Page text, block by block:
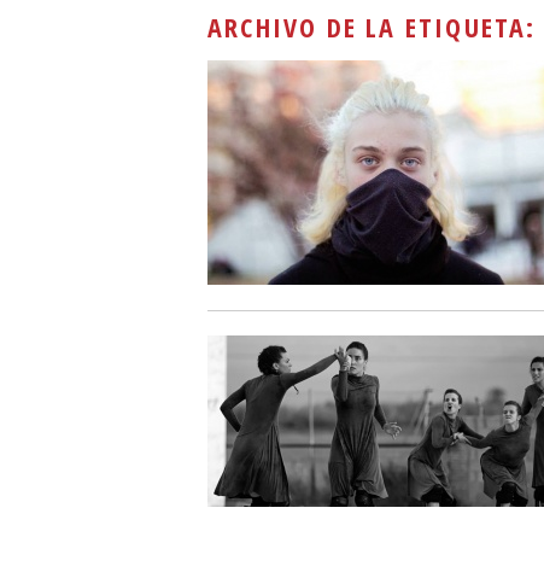
ARCHIVO DE LA ETIQUETA: